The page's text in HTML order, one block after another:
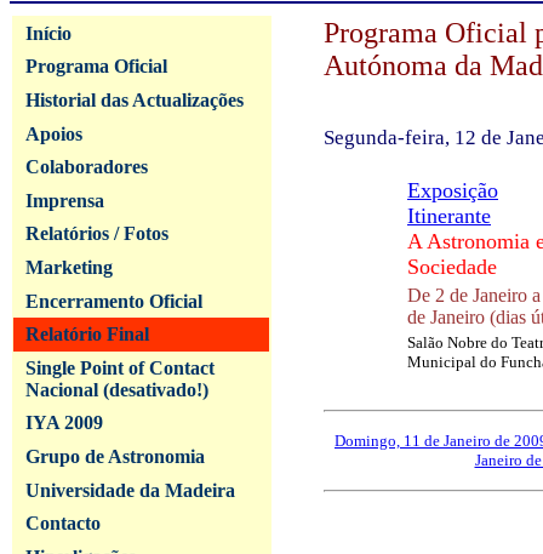
Início
Programa Oficial
Historial das Actualizações
Apoios
Colaboradores
Imprensa
Relatórios / Fotos
Marketing
Encerramento Oficial
Relatório Final
Single Point of Contact
Nacional (desativado!)
IYA 2009
Grupo de Astronomia
Universidade da Madeira
Contacto
Programa Oficial
Autónoma da
Segunda-feira, 12 de
Exposição
Itinerante
A Astronomia
Sociedade
De 2 de Janeiro
de Janeiro (dias
Salão Nobre do
Municipal do
Domingo, 11 de Janeiro de
Janeiro